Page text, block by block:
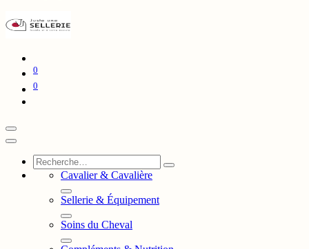
0
0
Cavalier & Cavalière
Sellerie & Équipement
Soins du Cheval